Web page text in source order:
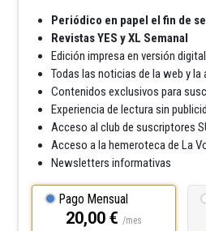
Periódico en papel el fin de
Revistas YES y XL Semanal
Edición impresa en versión
Todas las noticias de la web y la
Contenidos exclusivos para
Experiencia de lectura sin
Acceso al club de suscriptores
Acceso a la hemeroteca de La
Newsletters informativas
Pago Mensual
20,00 € /mes